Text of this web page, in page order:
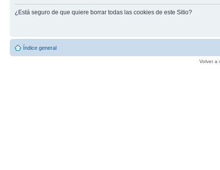
¿Está seguro de que quiere borrar todas las cookies de este Sitio?
Índice general
Volver a